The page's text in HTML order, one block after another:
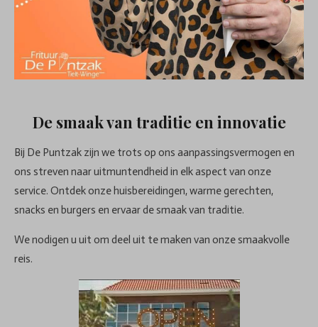
De smaak van traditie en innovatie
Bij De Puntzak zijn we trots op ons aanpassingsvermogen en
ons streven naar uitmuntendheid in elk aspect van onze
service. Ontdek onze huisbereidingen, warme gerechten,
snacks en burgers en ervaar de smaak van traditie.
We nodigen u uit om deel uit te maken van onze smaakvolle
reis.